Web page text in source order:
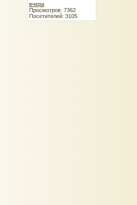
вчера
Просмотров: 7362
Посетителей: 3105